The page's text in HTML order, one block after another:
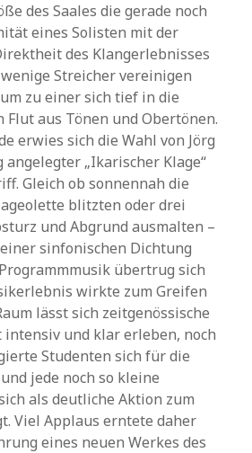
des Saales die gerade noch
eines Solisten mit der
des Klangerlebnisses
Streicher vereinigen
zu einer sich tief in die
Flut aus Tönen und Obertönen.
erwies sich die Wahl von Jörg
angelegter „Ikarischer Klage“
Gleich ob sonnennah die
blitzten oder drei
und Abgrund ausmalten –
sinfonischen Dichtung
übertrug sich
wirkte zum Greifen
lässt sich zeitgenössische
und klar erleben, noch
Studenten sich für die
jede noch so kleine
als deutliche Aktion zum
Viel Applaus erntete daher
eines neuen Werkes des